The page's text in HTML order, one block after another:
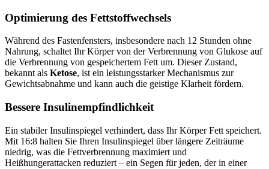
Optimierung des Fettstoffwechsels
Während des Fastenfensters, insbesondere nach 12 Stunden ohne
Nahrung, schaltet Ihr Körper von der Verbrennung von Glukose auf
die Verbrennung von gespeichertem Fett um. Dieser Zustand,
bekannt als Ketose, ist ein leistungsstarker Mechanismus zur
Gewichtsabnahme und kann auch die geistige Klarheit fördern.
Bessere Insulinempfindlichkeit
Ein stabiler Insulinspiegel verhindert, dass Ihr Körper Fett speichert.
Mit 16:8 halten Sie Ihren Insulinspiegel über längere Zeiträume
niedrig, was die Fettverbrennung maximiert und
Heißhungerattacken reduziert – ein Segen für jeden, der in einer